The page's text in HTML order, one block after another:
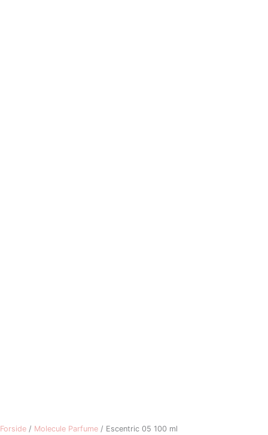
Forside / Molecule Parfume / Escentric 05 100 ml